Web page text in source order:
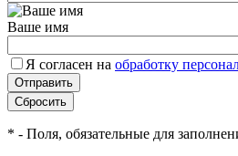
Ваше имя
Я согласен на обработку
* - Поля, обязательные для